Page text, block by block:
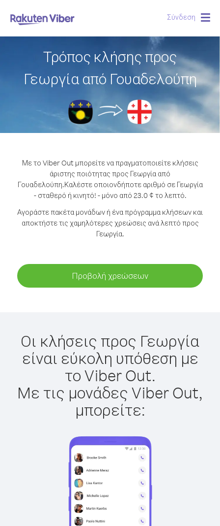
Σύνδεση
Τρόπος κλήσης προς
Γεωργία από Γουαδελούπη
Με το Viber Out μπορείτε να πραγματοποιείτε κλήσεις
άριστης ποιότητας προς Γεωργία από
Γουαδελούπη.Καλέστε οποιονδήποτε αριθμό σε Γεωργία
- σταθερό ή κινητό! - μόνο από 23.0 ¢ το λεπτό.
Αγοράστε πακέτα μονάδων ή ένα πρόγραμμα κλήσεων και
αποκτήστε τις χαμηλότερες χρεώσεις ανά λεπτό προς
Γεωργία.
Προβολή χρεώσεων
Οι κλήσεις προς Γεωργία
είναι εύκολη υπόθεση με
το Viber Out.
Με τις μονάδες Viber Out,
μπορείτε: